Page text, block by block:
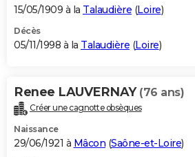
15/05/1909 à la Talaudière (Loire)
Décès
05/11/1998 à la Talaudière (Loire)
Renee LAUVERNAY (76 ans)
Créer une cagnotte obsèques
Naissance
29/06/1921 à Mâcon (Saône-et-Loire)